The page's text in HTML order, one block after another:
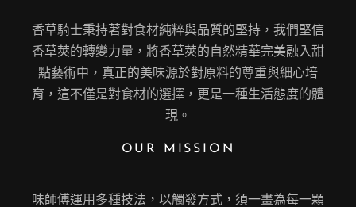
香草騎士秉持著對食材純粹與品質的堅持，我們堅信
香草莢的轉變力量，將香草莢的自然精華完美融入甜
點藝術中，真正的美味源於對原料的尊重與細心培
育，這不僅是對食材的選擇，更是一種生活態度的體
現。
OUR MISSION
味師傅運用多種技法，以觸發方式，須一畫為每一顆